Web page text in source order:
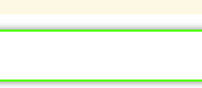
والجبال